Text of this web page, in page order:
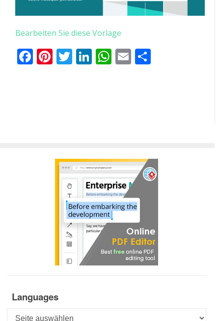
Bearbeiten Sie diese Vorlage
Facebook
Pinterest
Twitter
LinkedIn
WhatsApp
Email
Languages
Languages